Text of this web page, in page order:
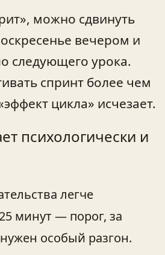
можно сдвинуть
вечером и
следующего урока.
спринт более чем
цикла» исчезает.
психологически и
легче
минут — порог, за
особый разгон.